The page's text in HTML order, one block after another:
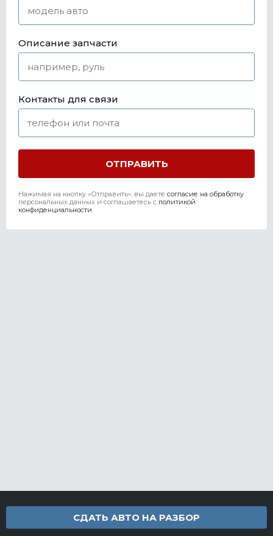
Описание запчасти
Контакты для связи
Нажимая на кнопку «Отправить», вы даете согласие на обработку
персональных данных и соглашаетесь c политикой
конфиденциальности
СДАТЬ АВТО НА РАЗБОР